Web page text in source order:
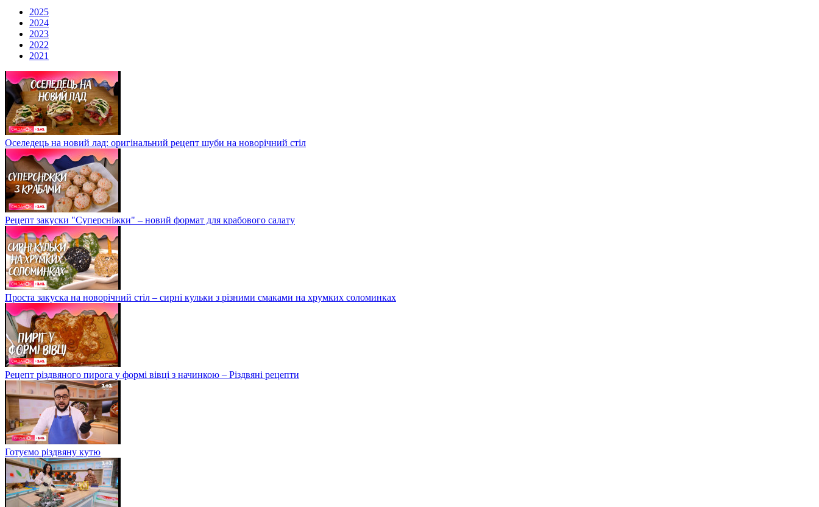
2025
2024
2023
2022
2021
Оселедець на новий лад: оригінальний рецепт шуби на новорічний стіл
Рецепт закуски "Суперсніжки" – новий формат для крабового салату
Проста закуска на новорічний стіл – сирні кульки з різними смаками на хрумких соломинках
Рецепт різдвяного пирога у формі вівці з начинкою – Різдвяні рецепти
Готуємо різдвяну кутю